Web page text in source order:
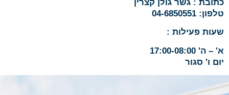
כתובת : גשר גולן קצרין
טלפון: 04-6850551
שעות פעילות :
א' – ה' 17:00-08:00
יום ו' סגור